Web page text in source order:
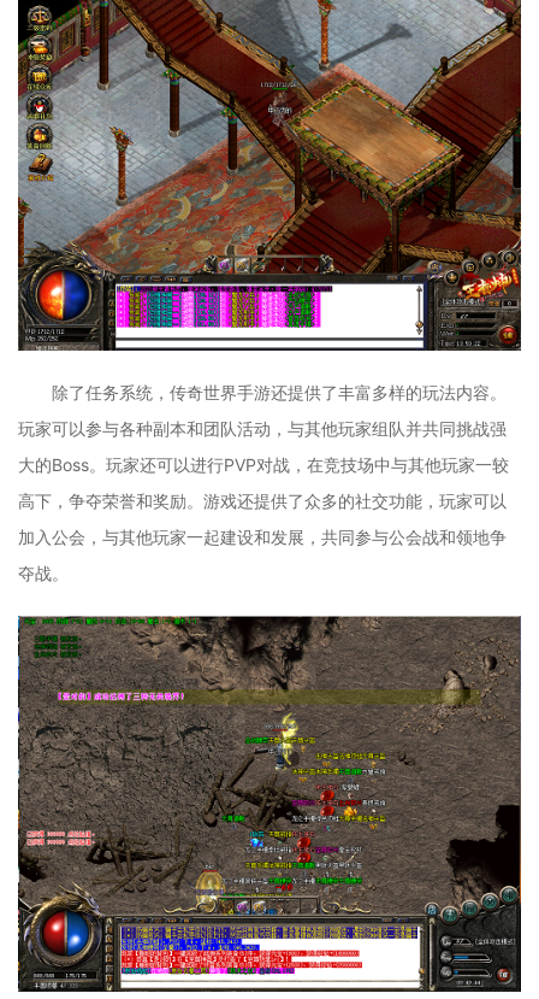
除了任务系统，传奇世界手游还提供了丰富多样的玩法内容。
玩家可以参与各种副本和团队活动，与其他玩家组队并共同挑战强
大的Boss。玩家还可以进行PVP对战，在竞技场中与其他玩家一较
高下，争夺荣誉和奖励。游戏还提供了众多的社交功能，玩家可以
加入公会，与其他玩家一起建设和发展，共同参与公会战和领地争
夺战。